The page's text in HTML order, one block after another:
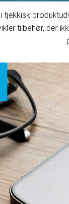
tjekkisk
tilbehør, der